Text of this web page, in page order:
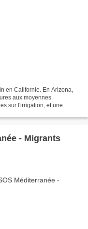
en Californie. En Arizona,
aux moyennes
sur l'irrigation, et une
- Migrants